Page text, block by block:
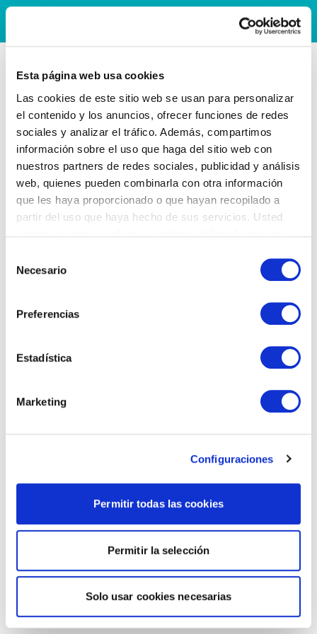
Esta página web usa cookies
Las cookies de este sitio web se usan para personalizar
el contenido y los anuncios, ofrecer funciones de redes
sociales y analizar el tráfico. Además, compartimos
información sobre el uso que haga del sitio web con
nuestros partners de redes sociales, publicidad y análisis
web, quienes pueden combinarla con otra información
que les haya proporcionado o que hayan recopilado a
partir del uso que haya hecho de sus servicios. Usted
Necesario
Preferencias
Estadística
Marketing
Configuraciones
Permitir todas las cookies
Permitir la selección
Solo usar cookies necesarias